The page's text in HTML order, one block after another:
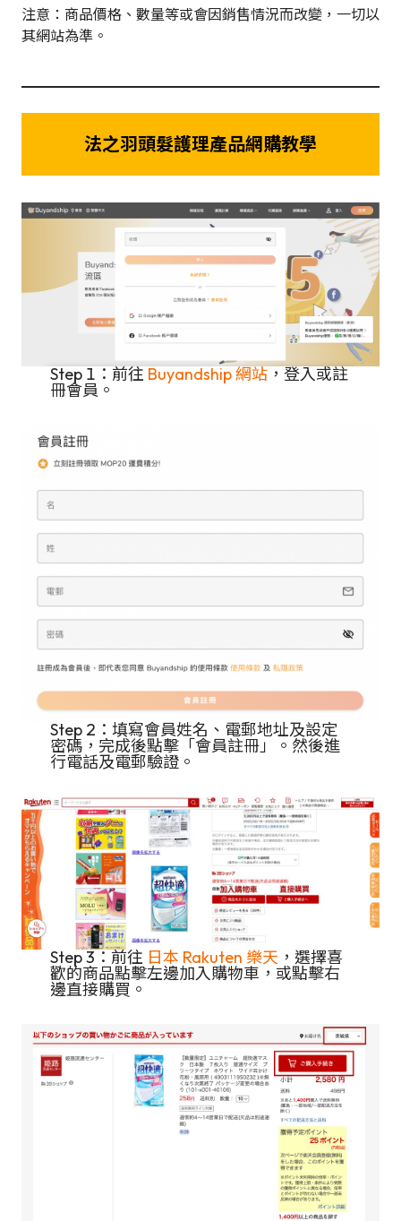
注意：商品價格、數量等或會因銷售情況而改變，一切以
其網站為準。
法之羽頭髮護理產品網購教學
Step 1：前往 Buyandship 網站 ，登入或註
冊會員。
Step 2：填寫會員姓名、電郵地址及設定
密碼，完成後點擊「會員註冊」。然後進
行電話及電郵驗證。
Step 3：前往 日本 Rakuten 樂天 ，選擇喜
歡的商品點擊左邊加入購物車，或點擊右
邊直接購買。